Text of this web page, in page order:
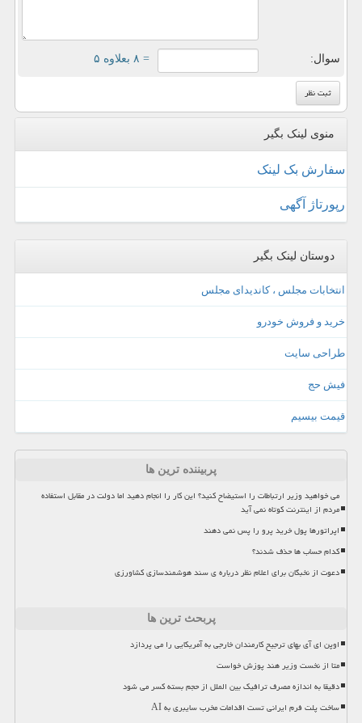
سوال: = ۸ بعلاوه ۵
منوی لینک بگیر
سفارش بک لینک
رپورتاژ آگهی
دوستان لینک بگیر
انتخابات مجلس ، کاندیدای مجلس
خرید و فروش خودرو
طراحی سایت
فیش حج
قیمت بیسیم
پربیننده ترین ها
می خواهید وزیر ارتباطات را استیضاح کنید؟ این کار را انجام دهید اما دولت در مقابل استفاده
مردم از اینترنت کوتاه نمی آید
اپراتورها پول خرید پرو را پس نمی دهند
کدام حساب ها حذف شدند؟
دعوت از نخبگان برای اعلام نظر درباره ی سند هوشمندسازی کشاورزی
پربحث ترین ها
اوپن ای آی بهای ترجیح کارمندان خارجی به آمریکایی را می پردازد
متا از نخست وزیر هند پوزش خواست
دقیقا به اندازه مصرف ترافیک بین الملل از حجم بسته کسر می شود
ساخت پلت فرم ایرانی تست اقدامات مخرب سایبری به AI